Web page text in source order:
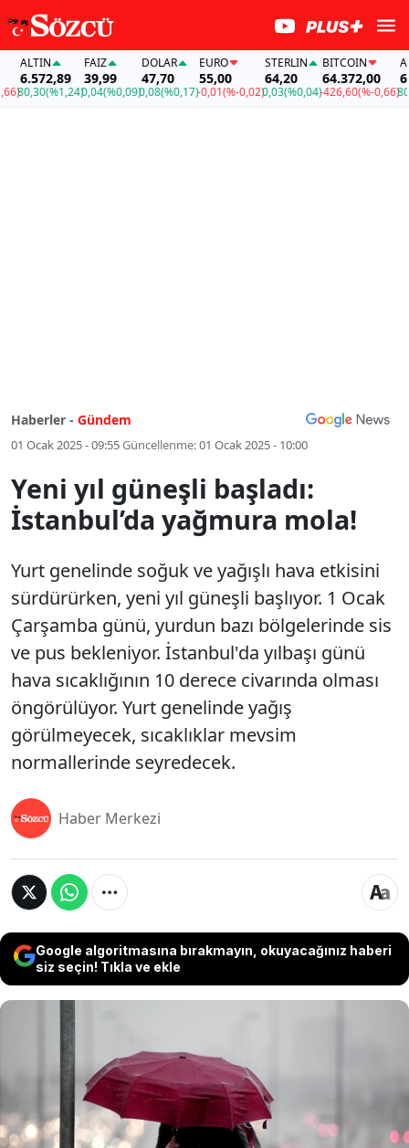
ALTIN
6.572,89
80,30(%1,24)
FAİZ
39,99
0,04(%0,09)
DOLAR
47,70
0,08(%0,17)
EURO
55,00
-0,01(%-0,02)
STERLIN
64,20
0,03(%0,04)
BITCOIN
64.372,00
-426,60(%-0,66)
Haberler - Gündem
01 Ocak 2025 - 09:55Güncellenme:01 Ocak 2025 - 10:00
Yeni yıl güneşli başladı:
İstanbul’da yağmura mola!
Yurt genelinde soğuk ve yağışlı hava etkisini
sürdürürken, yeni yıl güneşli başlıyor. 1 Ocak
Çarşamba günü, yurdun bazı bölgelerinde sis
ve pus bekleniyor. İstanbul'da yılbaşı günü
hava sıcaklığının 10 derece civarında olması
öngörülüyor. Yurt genelinde yağış
görülmeyecek, sıcaklıklar mevsim
normallerinde seyredecek.
Haber Merkezi
Google algoritmasına bırakmayın, okuyacağınız haberi
siz seçin! Tıkla ve ekle
Yurt genelinde soğuk ve yağışlı hava etkisini
sürdürürken, yeni yıl güneşli başlıyor. 1 Ocak
Çarşamba günü, yurdun bazı bölgelerinde sis ve
pus bekleniyor. İstanbul'da yılbaşı günü hava
sıcaklığının 10 derece civarında olması